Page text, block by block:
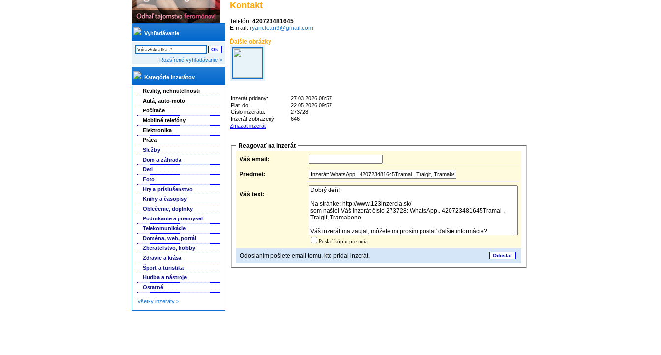
Vyhľadávanie
Rozšírené vyhľadávanie >
Kategórie inzerátov
Reality, nehnuteľnosti
Autá, auto-moto
Počítače
Mobilné telefóny
Elektronika
Práca
Služby
Dom a záhrada
Deti
Foto
Hry a príslušenstvo
Knihy a časopisy
Oblečenie, doplnky
Podnikanie a priemysel
Telekomunikácie
Doména, web, portál
Zberateľstvo, hobby
Zdravie a krása
Šport a turistika
Hudba a nástroje
Ostatné
Všetky inzeráty >
Kontakt
Telefón: 420723481645
E-mail: ryanclean9@gmail.com
Ďalšie obrázky
Inzerát pridaný:
27.03.2026 08:57
Platí do:
22.05.2026 09:57
Číslo inzerátu:
273728
Inzerát zobrazený:
646
Zmazat inzerát
Reagovať na inzerát
Váš email:
Predmet:
Váš text:
Poslať kópiu pre mňa
Odoslaním pošlete email tomu, kto pridal inzerát.